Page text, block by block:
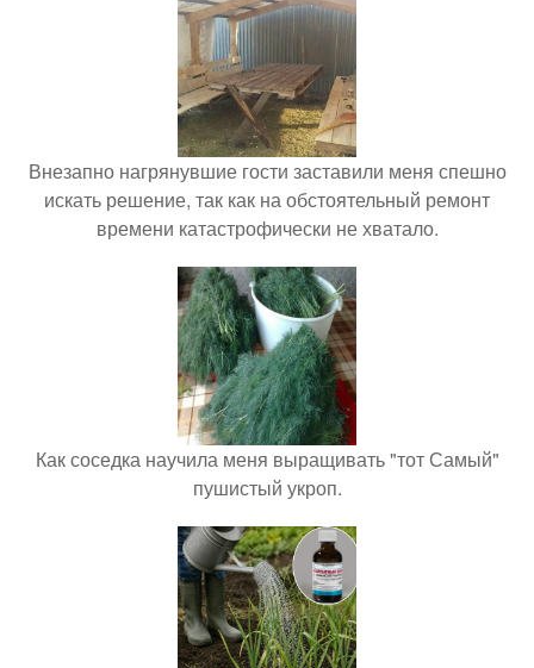
Внезапно нагрянувшие гости заставили меня спешно
искать решение, так как на обстоятельный ремонт
времени катастрофически не хватало.
Как соседка научила меня выращивать "тот Самый"
пушистый укроп.